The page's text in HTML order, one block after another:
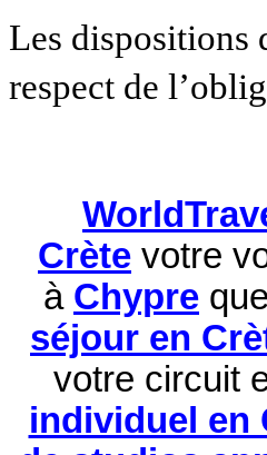
Les dispositions
respect de
Crète votre
à Chypre
séjour en
votre circuit
individuel en